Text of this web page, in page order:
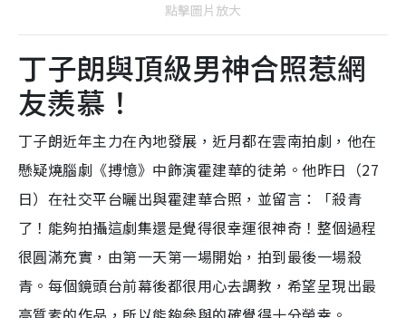
點擊圖片放大
丁子朗與頂級男神合照惹網
友羨慕！
丁子朗近年主力在內地發展，近月都在雲南拍劇，他在
懸疑燒腦劇《搏憶》中飾演霍建華的徒弟。他昨日（27
日）在社交平台曬出與霍建華合照，並留言：「殺青
了！能夠拍攝這劇集還是覺得很幸運很神奇！整個過程
很圓滿充實，由第一天第一場開始，拍到最後一場殺
青。每個鏡頭台前幕後都很用心去調教，希望呈現出最